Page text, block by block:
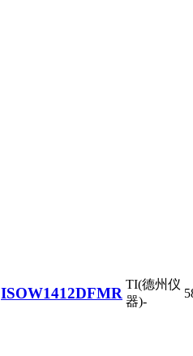
ISOW1412DFMR
TI(德州仪
器)-